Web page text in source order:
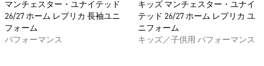
マンチェスター・ユナイテッド
26/27 ホーム レプリカ 長袖ユニ
フォーム
パフォーマンス
キッズ マンチェスター・ユナイ
テッド 26/27 ホーム レプリカ ユ
ニフォーム
キッズ／子供用 パフォーマンス